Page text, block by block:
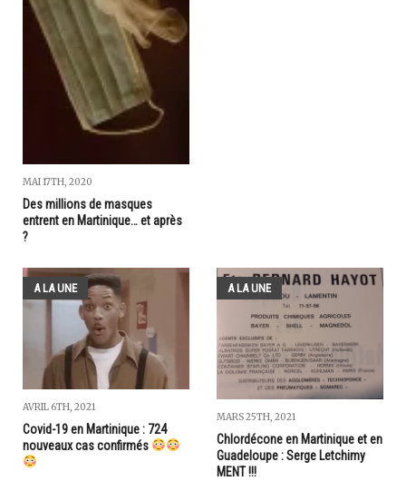
MAI 17TH, 2020
Des millions de masques
entrent en Martinique… et après
?
A LA UNE
AVRIL 6TH, 2021
Covid-19 en Martinique : 724
nouveaux cas confirmés
A LA UNE
MARS 25TH, 2021
Chlordécone en Martinique et en
Guadeloupe : Serge Letchimy
MENT !!!